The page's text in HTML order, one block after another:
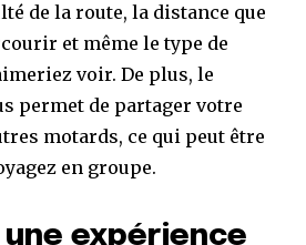
de la route, la distance que
et même le type de
voir. De plus, le
permet de partager votre
motards, ce qui peut être
en groupe.
une expérience